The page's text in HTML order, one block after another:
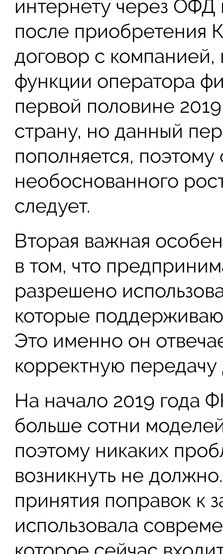
интернету через
после приобретения
договор с
функции оператора
первой половине
страну, но данный
пополняется, поэтому
необоснованного
следует.
Вторая важная
в том, что
разрешено
которые
Это именно он
корректную
На начало 2019 года
больше сотни
поэтому никаких
возникнуть не
принятия поправок к
использовала